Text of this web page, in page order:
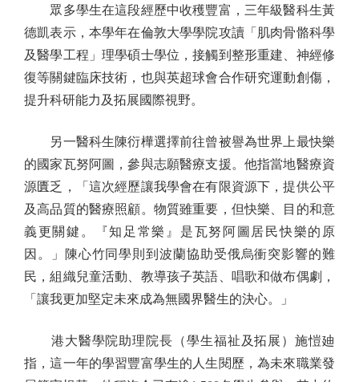
眾多學生在這段經歷中收穫豐富，三年級醫科生黃
德凱表示，本學年在倫敦大學學院攻讀「肌肉骨骼科學
及醫學工程」理學碩士學位，接觸到整形重建、神經修
復等關鍵臨床技術，也與英超球會合作研究運動創傷，
提升科研能力及拓展國際視野。
另一醫科生陳衍樺選擇前往曾被譽為世界上最快樂
的國家瓦努阿圖，參與志願醫療支援。他指當地醫療資
源匱乏，「這次經歷讓我學會在有限資源下，提供公平
及高品質的醫療照顧。物質雖重要，但快樂、目的和意
義更關鍵。『知足常樂』是瓦努阿圖居民快樂的原
因。」陳心竹同學則到波蘭協助受俄烏衝突影響的難
民，組織兒童活動、教導孩子英語、唱歌和做布偶劇，
「讓我更加堅定未來成為無國界醫生的決心。」
港大醫學院助理院長（學生福祉及拓展）施愷廸
指，這一年的學習豐富學生的人生閱歷，為未來職業發